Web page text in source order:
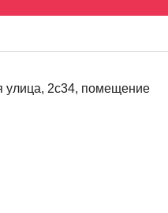
улица, 2с34, помещение